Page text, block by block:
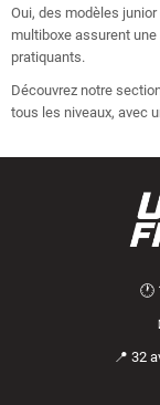
Oui, des modèles
multiboxe assurent
pratiquants.
Découvrez notre
tous les niveaux, avec
🕐
📍 32